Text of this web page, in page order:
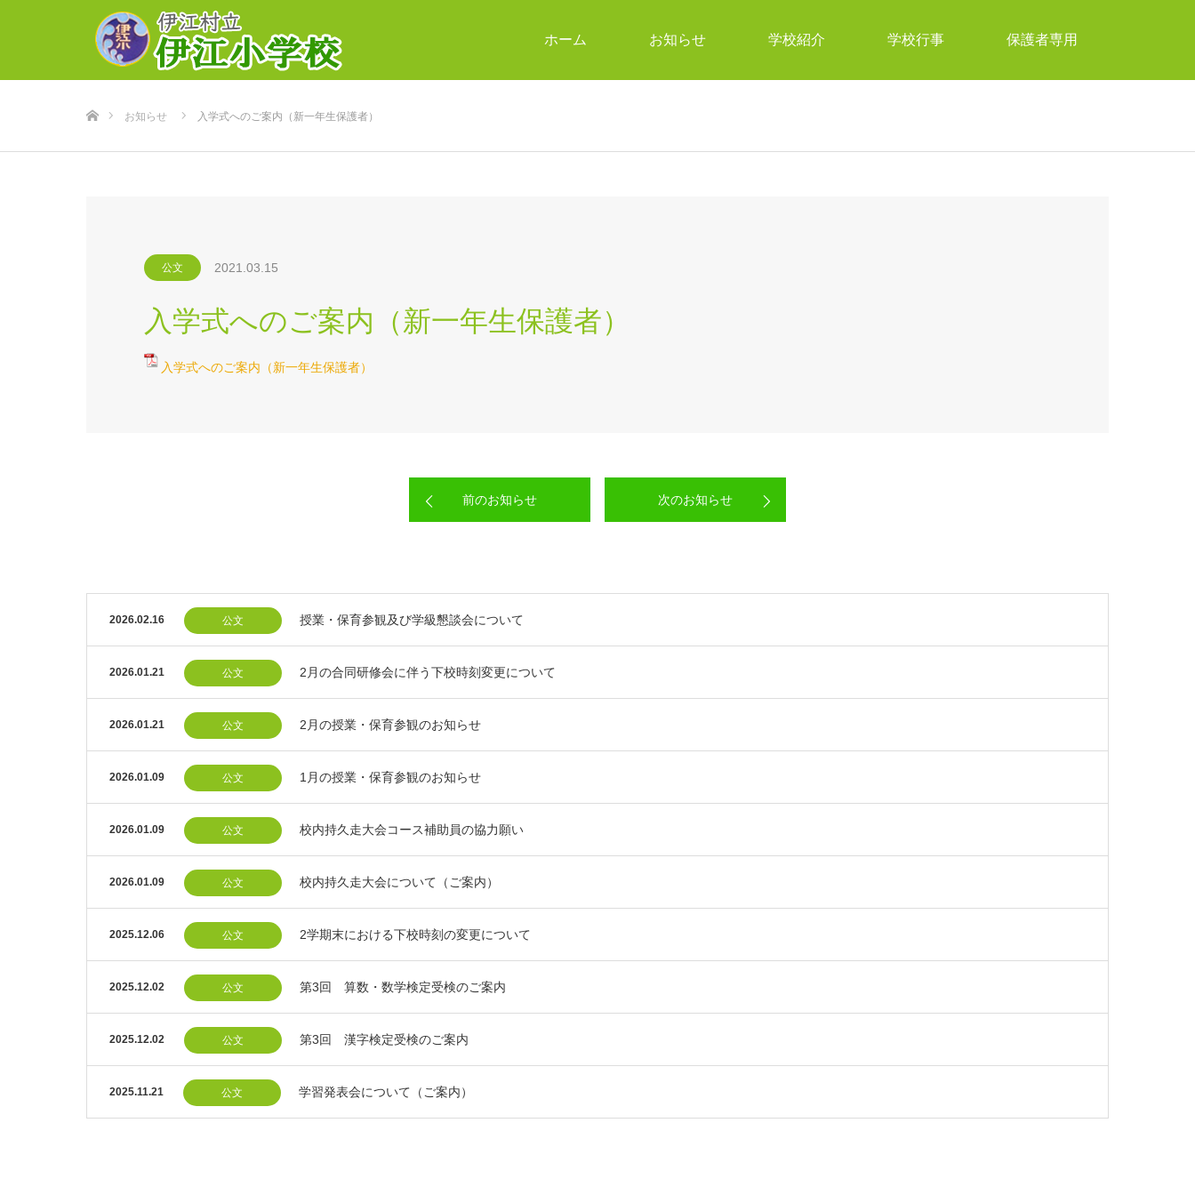
ホーム お知らせ 学校紹介 学校行事 保護者専用
お知らせ 入学式へのご案内（新一年生保護者）
公文 2021.03.15
入学式へのご案内（新一年生保護者）
入学式へのご案内（新一年生保護者）
前のお知らせ 次のお知らせ
2026.02.16 公文 授業・保育参観及び学級懇談会について
2026.01.21 公文 2月の合同研修会に伴う下校時刻変更について
2026.01.21 公文 2月の授業・保育参観のお知らせ
2026.01.09 公文 1月の授業・保育参観のお知らせ
2026.01.09 公文 校内持久走大会コース補助員の協力願い
2026.01.09 公文 校内持久走大会について（ご案内）
2025.12.06 公文 2学期末における下校時刻の変更について
2025.12.02 公文 第3回 算数・数学検定受検のご案内
2025.12.02 公文 第3回 漢字検定受検のご案内
2025.11.21 公文 学習発表会について（ご案内）